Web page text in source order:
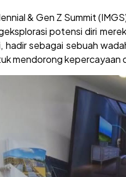
& Gen Z Summit
potensi diri
hadir sebagai sebuah
mendorong kepercayaan